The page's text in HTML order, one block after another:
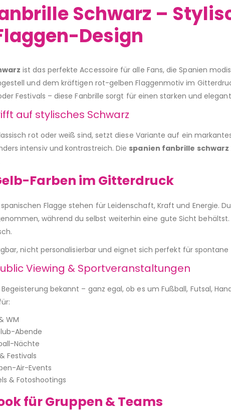
Schwarz –
Design
ist das perfekte Accessoire für alle Fans, die Spanien
und dem kräftigen rot-gelben Flaggenmotiv im
Festivals – diese Fanbrille sorgt für einen starken und
auf stylisches Schwarz
rot oder weiß sind, setzt diese Variante auf ein
intensiv und kontrastreich. Die spanien fanbrille schwarz
Farben im Gitterdruck
Flagge stehen für Leidenschaft, Kraft und Energie.
während du selbst weiterhin eine gute Sicht
nicht personalisierbar und eignet sich perfekt für spontane
Viewing & Sportveranstaltungen
bekannt – ganz egal, ob es um Fußball, Futsal,
WM
Abende
Nächte
Festivals
Air-Events
& Fotoshootings
für Gruppen & Teams